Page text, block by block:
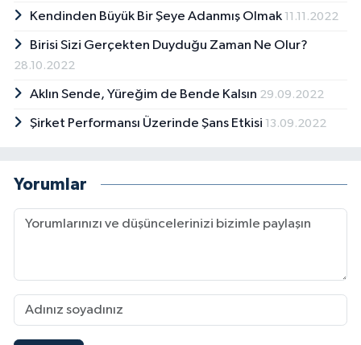
Kendinden Büyük Bir Şeye Adanmış Olmak 11.11.2022
Birisi Sizi Gerçekten Duyduğu Zaman Ne Olur?
28.10.2022
Aklın Sende, Yüreğim de Bende Kalsın 29.09.2022
Şirket Performansı Üzerinde Şans Etkisi 13.09.2022
Yorumlar